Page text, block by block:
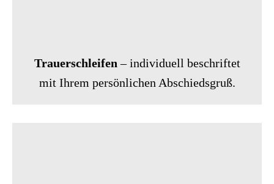
Trauerschleifen – individuell beschriftet
mit Ihrem persönlichen Abschiedsgruß.